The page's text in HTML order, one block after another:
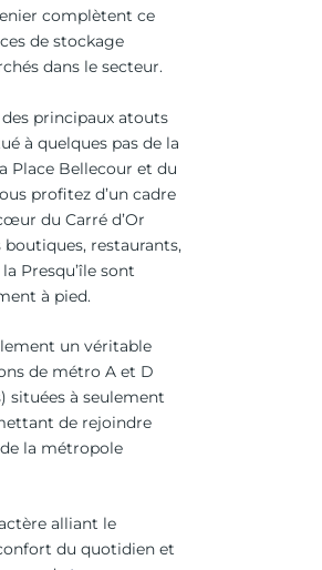
complètent ce
de stockage
dans le secteur.
des principaux atouts
à quelques pas de la
Place Bellecour et du
profitez d’un cadre
du Carré d’Or
boutiques, restaurants,
Presqu’île sont
à pied.
un véritable
de métro A et D
situées à seulement
de rejoindre
la métropole
alliant le
du quotidien et